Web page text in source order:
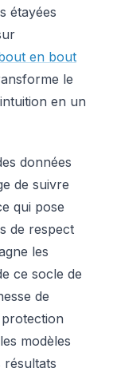
étayées
en bout
le
en un
données
de suivre
qui pose
de respect
les
ce socle de
de
protection
modèles
résultats